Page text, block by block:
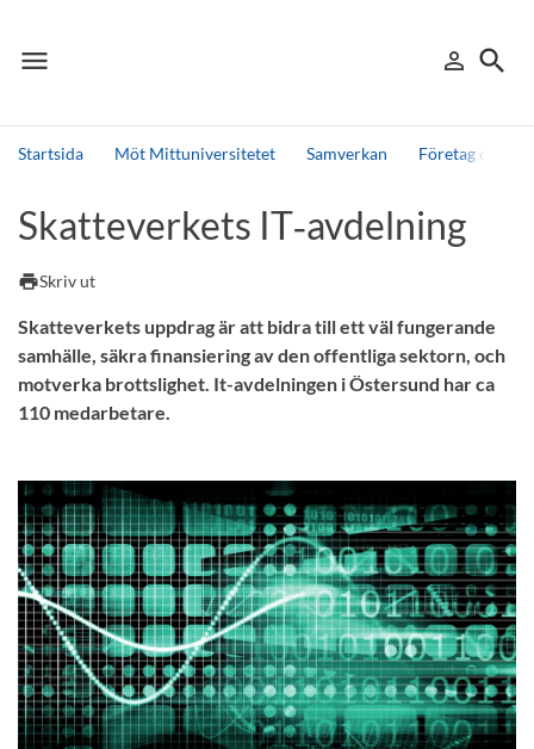
menu
Meny person_outline
Logga in
search
Sök
Startsida Möt Mittuniversitetet Samverkan Företag och
Andra söktjänster
Detta är vår testmiljö - endast testdata
Skatteverkets IT‑avdelning
printSkriv ut
Skatteverkets uppdrag är att bidra till ett väl fungerande
samhälle, säkra finansiering av den offentliga sektorn, och
motverka brottslighet. It-avdelningen i Östersund har ca
110 medarbetare.